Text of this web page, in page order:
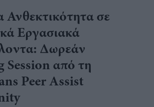
Ανθεκτικότητα σε
Εργασιακά
Δωρεάν
Session από τη
Peer Assist